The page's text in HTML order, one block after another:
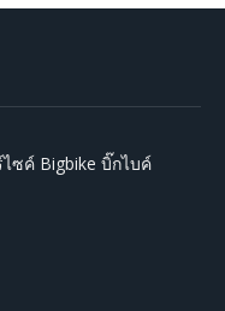
ซค์ Bigbike บิ๊กไบค์